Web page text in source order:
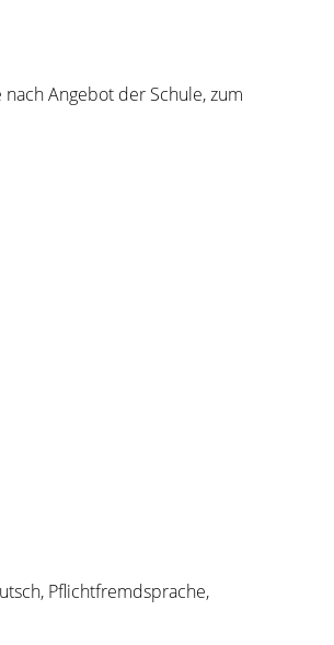
Angebot der Schule, zum
Pflichtfremdsprache,